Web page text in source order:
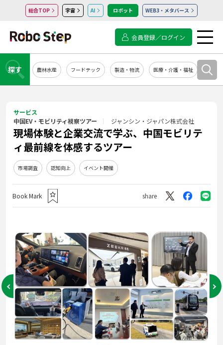
総合TOP 宇宙 AI ロボット WEB3・メタバース
会員登録／ログイン
探す 農林水産 フードテック 製造・物流 医療・介護・福祉 シス
サービス
中国EV・モビリティ視察ツアー
ジャンシン・ジャパン株式会社
現場体験と企業交流で学ぶ、中国モビリテ
ィ最前線を体感するツアー
市場調査 認知向上 イベント開催
Book Mark share